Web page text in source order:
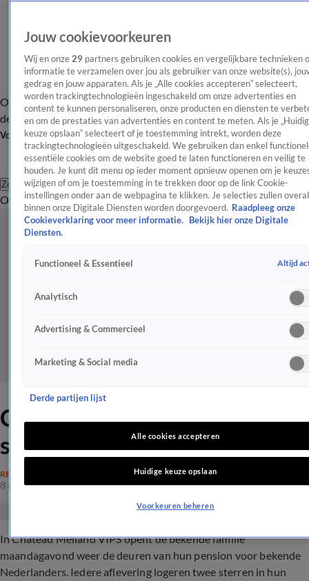
OverzichtAfleveringen Entertainment TV Algemeen
Tip
de redactieNieuwsbrief
Volg Shownieuws
Zoeken
OverzichtEntertainmentSpraakmakendRealityCrimeVideo's
Chateau Meiland VIPS-kijker
schrikt van Gordon
REALITY
8 apr 2024, 21:03
In Chateau Meiland VIPS opent de bekende familie
maandagavond weer de deuren van hun pension voor bekende
Nederlanders. Iedere aflevering logeren twee sterren in hun
Jouw cookievoorkeuren
Wij en onze 29 partners gebruiken cookies en vergelijkbare technieken
informatie te verzamelen over jou als gebruiker van onze website(s),
gedrag en jouw apparaten. Als je „Alle cookies accepteren” selecteert,
worden trackingtechnologieën ingeschakeld om onze advertenties en
content te kunnen personaliseren, onze producten en diensten te
en om de prestaties van advertenties en content te meten. Als je
keuze opslaan” selecteert of je toestemming intrekt, worden deze
trackingtechnologieën uitgeschakeld. We gebruiken dan enkel
essentiële cookies om de website goed te laten functioneren en veilig te
houden. Je kunt dit menu op ieder moment opnieuw openen om je
wijzigen of om je toestemming in te trekken door op de link Cookie-
instellingen onder aan de webpagina te klikken. Je selecties zullen overal
binnen onze Digitale Diensten worden doorgevoerd. Raadpleeg onze
Cookieverklaring voor meer informatie.
Bekijk hier onze Digitale
Diensten.
Functioneel & Essentieel Altijd
Analytisch
Advertising & Commercieel
Marketing & Social media
Derde partijen lijst
Alle cookies accepteren
Huidige keuze opslaan
Voorkeuren beheren